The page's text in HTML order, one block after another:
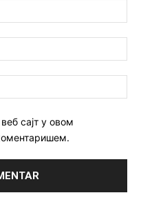
сајт у овом